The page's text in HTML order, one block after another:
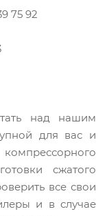
75 92
над нашим
для вас и
сжатого
все свои
и в случае